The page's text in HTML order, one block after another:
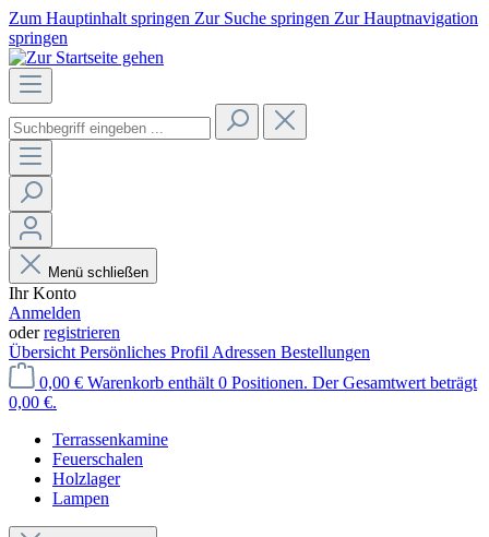
Zum Hauptinhalt springen Zur Suche springen Zur Hauptnavigation
springen
Menü schließen
Ihr Konto
Anmelden
oderregistrieren
Übersicht Persönliches Profil Adressen Bestellungen
0,00 € Warenkorb enthält 0 Positionen. Der Gesamtwert beträgt
0,00 €.
Terrassenkamine
Feuerschalen
Holzlager
Lampen